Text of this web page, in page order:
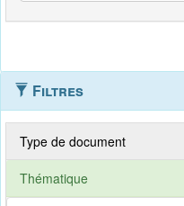
Filtres
Type de document
Thématique